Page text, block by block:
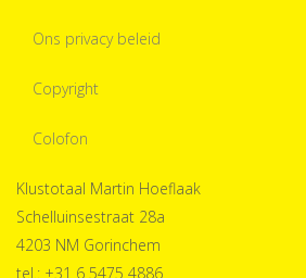
Ons privacy beleid
Copyright
Colofon
Klustotaal Martin Hoeflaak
Schelluinsestraat 28a
4203 NM Gorinchem
tel.: +31 6 5475 4886